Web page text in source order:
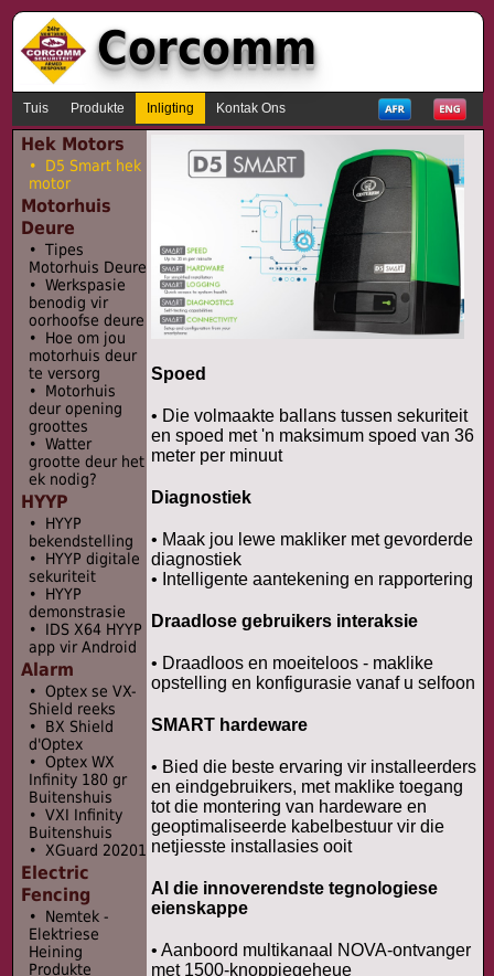
Corcomm
Tuis Produkte Inligting Kontak Ons
Hek Motors
• D5 Smart hek
motor
Motorhuis
Deure
• Tipes
Motorhuis Deure
• Werkspasie
benodig vir
oorhoofse deure
• Hoe om jou
motorhuis deur
te versorg
• Motorhuis
deur opening
groottes
• Watter
grootte deur het
ek nodig?
HYYP
• HYYP
bekendstelling
• HYYP digitale
sekuriteit
• HYYP
demonstrasie
• IDS X64 HYYP
app vir Android
Alarm
• Optex se VX-
Shield reeks
• BX Shield
d'Optex
• Optex WX
Infinity 180 gr
Buitenshuis
• VXI Infinity
Buitenshuis
• XGuard 20201
Electric
Fencing
• Nemtek -
Elektriese
Heining
Produkte
Spoed
• Die volmaakte ballans tussen sekuriteit
en spoed met 'n maksimum spoed van 36
meter per minuut
Diagnostiek
• Maak jou lewe makliker met gevorderde
diagnostiek
• Intelligente aantekening en rapportering
Draadlose gebruikers interaksie
• Draadloos en moeiteloos - maklike
opstelling en konfigurasie vanaf u selfoon
SMART hardeware
• Bied die beste ervaring vir installeerders
en eindgebruikers, met maklike toegang
tot die montering van hardeware en
geoptimaliseerde kabelbestuur vir die
netjiesste installasies ooit
Al die innoverendste tegnologiese
eienskappe
• Aanboord multikanaal NOVA-ontvanger
met 1500-knoppiegeheue